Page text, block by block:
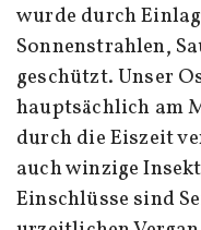
wurde durch
Sonnenstrahlen,
geschützt. Unser
hauptsächlich am
durch die Eiszeit
auch winzige
Einschlüsse sind